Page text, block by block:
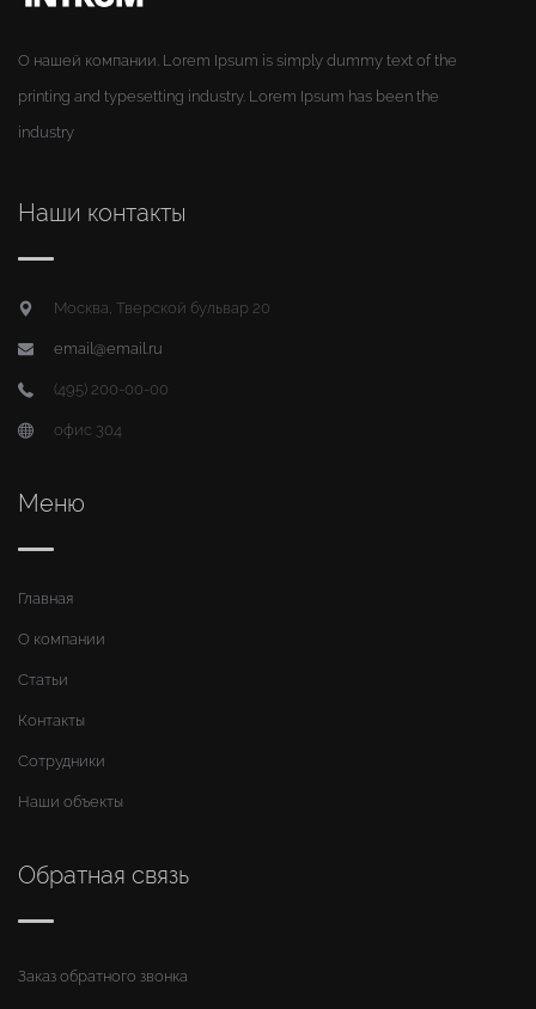
О нашей компании. Lorem Ipsum is simply dummy text of the
printing and typesetting industry. Lorem Ipsum has been the
industry
Наши контакты
Москва, Тверской бульвар 20
email@email.ru
(495) 200-00-00
офис 304
Меню
Главная
О компании
Статьи
Контакты
Сотрудники
Наши объекты
Обратная связь
Заказ обратного звонка